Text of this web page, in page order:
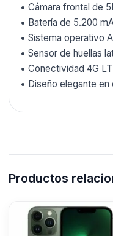
• Cámara frontal de
• Batería de 5.200
• Sistema operativo
• Sensor de huellas
• Conectividad 4G
• Diseño elegante en
Productos